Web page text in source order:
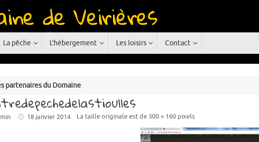
de Veirières
à la mouche situé en Auvergne
La pêche L’hébergement Les loisirs Contact
partenaires du Domaine
18 janvier 2014 La taille originale est de 300 × 160 pixels